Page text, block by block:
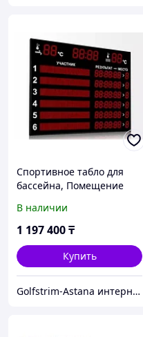
Спортивное табло для
бассейна, Помещение
В наличии
1 197 400₸
Купить
Golfstrim-Astana интернет-магазин: бассейны, сауны, бани, фитобочки, купели, системы обогрева